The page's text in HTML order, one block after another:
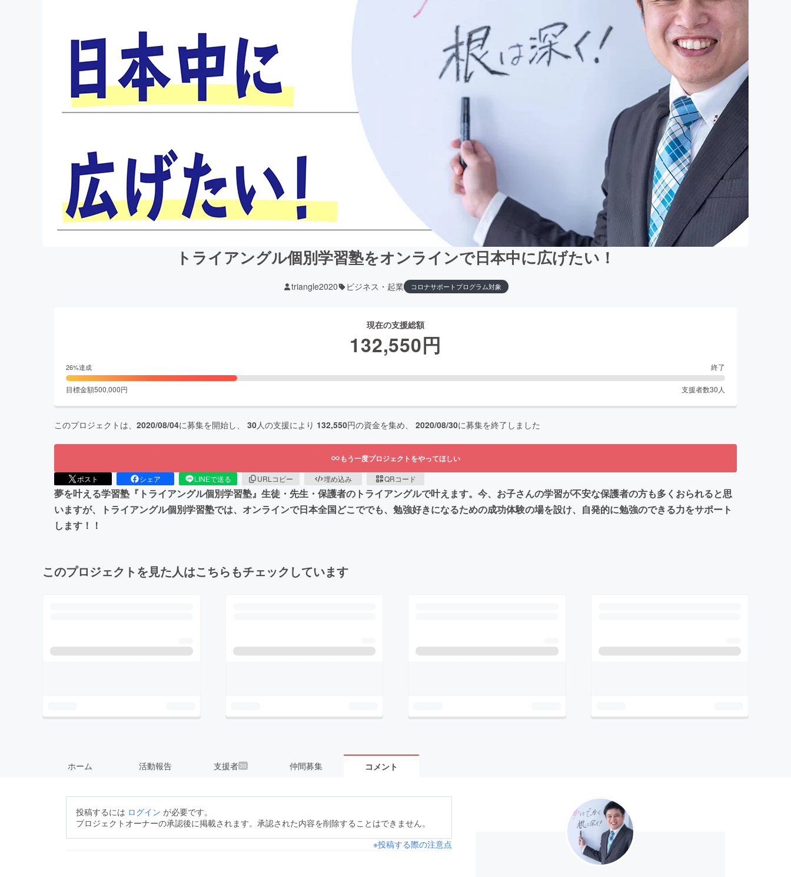
トライアングル個別学習塾をオンラインで日本中に広げたい！
triangle2020 ビジネス・起業 コロナサポートプログラム対象
現在の支援総額
132,550円
26%達成 終了
目標金額500,000円 支援者数30 人
このプロジェクトは、 2020/08/04に募集を開始し、 30人の支援により 132,550円の資金を集め、 2020/08/30に募集を終了しました
もう一度プロジェクトをやってほしい
ポスト シェア LINEで送る URLコピー 埋め込み QRコード
夢を叶える学習塾『トライアングル個別学習塾』生徒・先生・保護者のトライアングルで叶えます。今、お子さんの学習が不安な保護者の方も多くおられると思
いますが、トライアングル個別学習塾では、オンラインで日本全国どこででも、勉強好きになるための成功体験の場を設け、自発的に勉強のできる力をサポート
します！！
このプロジェクトを見た人はこちらもチェックしています
ホーム 活動報告 支援者30 仲間募集 コメント
投稿するには ログイン が必要です。
プロジェクトオーナーの承認後に掲載されます。承認された内容を削除することはできません。
※投稿する際の注意点